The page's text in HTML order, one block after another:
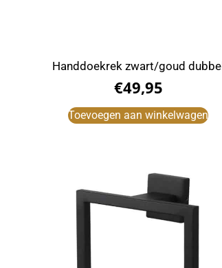
Handdoekrek zwart/goud dubbel
€49,95
Toevoegen aan winkelwagen